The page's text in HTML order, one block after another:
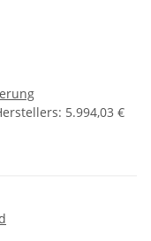
: 5.994,03 €